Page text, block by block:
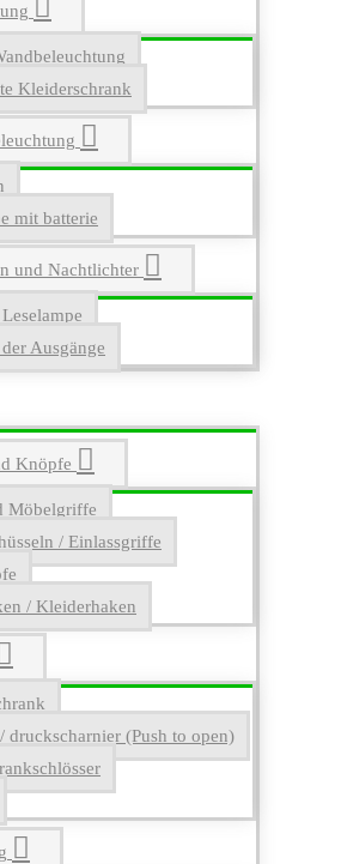
Kleiderschrank
mit batterie
und Nachtlichter
Ausgänge
Knöpfe
Möbelgriffe
/ Einlassgriffe
/ Kleiderhaken
druckscharnier (Push to open)